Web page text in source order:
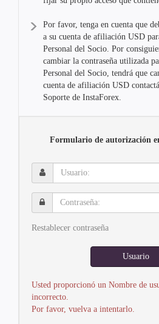
Por favor, tenga en cuenta que
a su cuenta de afiliación USD
Personal del Socio. Por
cambiar la contraseña utilizada
Personal del Socio, tendrá que
cuenta de afiliación USD
Soporte de InstaForex.
Formulario de autorización
Usuario:
Contraseña:
Restablecer contraseña
Usuario
Usted proporcionó un Nombre de
incorrecto.
Por favor, vuelva a intentarlo.